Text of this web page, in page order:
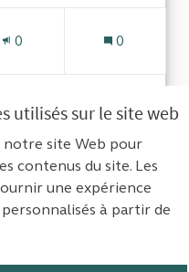
utilisés sur le site web
notre site Web pour
contenus du site. Les
une expérience
à partir de
0 0
LA PROPOSITION
toutes les propositions